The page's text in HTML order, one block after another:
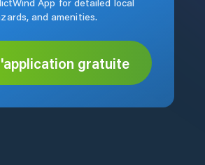
and amenities.
gratuite